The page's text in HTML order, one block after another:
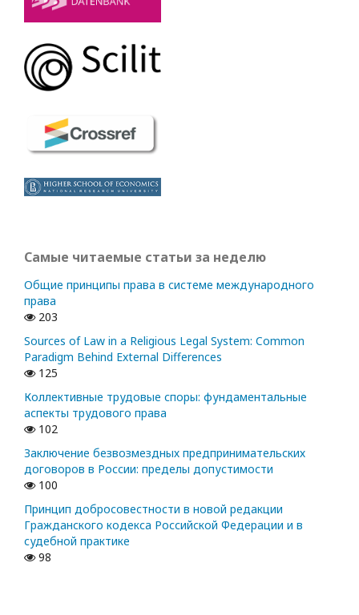
Самые читаемые статьи за неделю
Общие принципы права в системе международного
права
203
Sources of Law in a Religious Legal System: Common
Paradigm Behind External Differences
125
Коллективные трудовые споры: фундаментальные
аспекты трудового права
102
Заключение безвозмездных предпринимательских
договоров в России: пределы допустимости
100
Принцип добросовестности в новой редакции
Гражданского кодекса Российской Федерации и в
судебной практике
98